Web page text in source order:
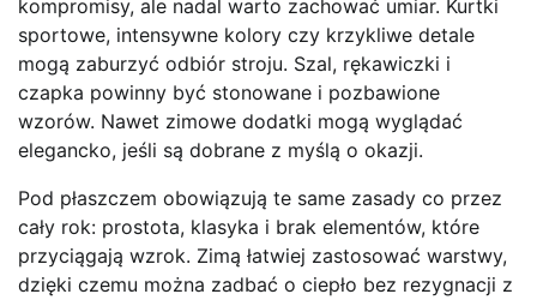
kompromisy, ale nadal warto zachować umiar. Kurtki
sportowe, intensywne kolory czy krzykliwe detale
mogą zaburzyć odbiór stroju. Szal, rękawiczki i
czapka powinny być stonowane i pozbawione
wzorów. Nawet zimowe dodatki mogą wyglądać
elegancko, jeśli są dobrane z myślą o okazji.
Pod płaszczem obowiązują te same zasady co przez
cały rok: prostota, klasyka i brak elementów, które
przyciągają wzrok. Zimą łatwiej zastosować warstwy,
dzięki czemu można zadbać o ciepło bez rezygnacji z